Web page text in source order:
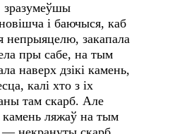
зразумеўшы
і баючыся, каб
непрыяцелю, закапала
пры сабе, на тым
наверх дзікі камень,
калі хто з іх
там скарб. Але
камень ляжаў на тым